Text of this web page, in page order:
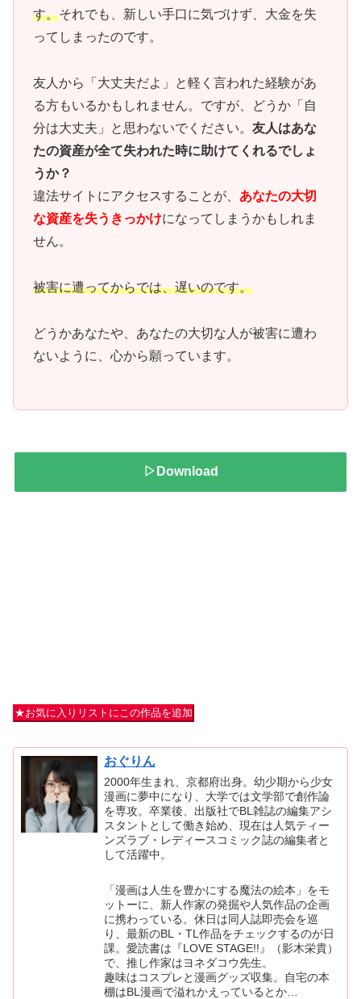
す。それでも、新しい手口に気づけず、大金を失
ってしまったのです。
友人から「大丈夫だよ」と軽く言われた経験があ
る方もいるかもしれません。ですが、どうか「自
分は大丈夫」と思わないでください。 友人はあな
たの資産が全て失われた時に助けてくれるでしょ
うか？
違法サイトにアクセスすることが、 あなたの大切
な資産を失うきっかけになってしまうかもしれま
せん。
被害に遭ってからでは、遅いのです。
どうかあなたや、あなたの大切な人が被害に遭わ
ないように、心から願っています。
▷Download
★お気に入りリストにこの作品を追加
おぐりん
2000年生まれ、京都府出身。幼少期から少女
漫画に夢中になり、大学では文学部で創作論
を専攻。卒業後、出版社でBL雑誌の編集アシ
スタントとして働き始め、現在は人気ティー
ンズラブ・レディースコミック誌の編集者と
して活躍中。
「漫画は人生を豊かにする魔法の絵本」をモ
ットーに、新人作家の発掘や人気作品の企画
に携わっている。休日は同人誌即売会を巡
り、最新のBL・TL作品をチェックするのが日
課。愛読書は『LOVE STAGE!!』（影木栄貴）
で、推し作家はヨネダコウ先生。
趣味はコスプレと漫画グッズ収集。自宅の本
棚はBL漫画で溢れかえっているとか…